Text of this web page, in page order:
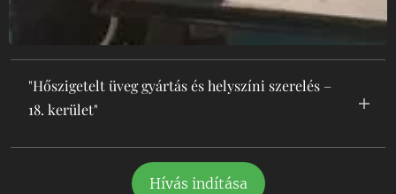
"Hőszigetelt üveg gyártás és helyszíni szerelés –
18. kerület"
"Egyedi méretre gyártott hőszigetelt
üvegek helyszíni szereléssel a 18.
Hívás indítása